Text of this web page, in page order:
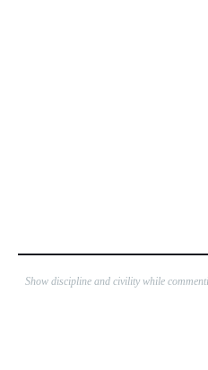
Show discipline and civility while